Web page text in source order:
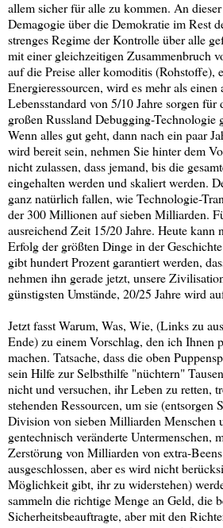
allem sicher für alle zu kommen. An
Demagogie über die Demokratie im Rest
strenges Regime der Kontrolle über alle
mit einer gleichzeitigen Zusammenbruch
auf die Preise aller komoditis (Rohstoffe),
Energieressourcen, wird es mehr als einen
Lebensstandard von 5/10 Jahre sorgen
großen Russland Debugging-Technologie
Wenn alles gut geht, dann nach ein paar
wird bereit sein, nehmen Sie hinter dem
nicht zulassen, dass jemand, bis die
eingehalten werden und skaliert werden.
ganz natürlich fallen, wie Technologie-
der 300 Millionen auf sieben Milliarden.
ausreichend Zeit 15/20 Jahre. Heute kann
Erfolg der größten Dinge in der
gibt hundert Prozent garantiert werden,
nehmen ihn gerade jetzt, unsere
günstigsten Umstände, 20/25 Jahre wird
Jetzt fasst Warum, Was, Wie, (Links zu
Ende) zu einem Vorschlag, den ich Ihnen
machen. Tatsache, dass die oben
sein Hilfe zur Selbsthilfe "nüchtern"
nicht und versuchen, ihr Leben zu retten,
stehenden Ressourcen, um sie (entsorgen
Division von sieben Milliarden Menschen
gentechnisch veränderte Untermenschen,
Zerstörung von Milliarden von extra-
ausgeschlossen, aber es wird nicht
Möglichkeit gibt, ihr zu widerstehen)
sammeln die richtige Menge an Geld, die
Sicherheitsbeauftragte, aber mit den